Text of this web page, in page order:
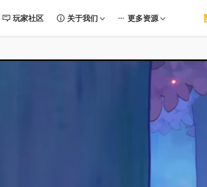
玩家社区 关于我们 更多资源